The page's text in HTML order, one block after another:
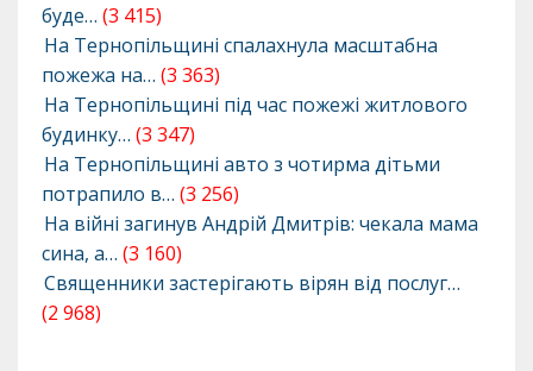
буде… (3 415)
На Тернопільщині спалахнула масштабна
пожежа на… (3 363)
На Тернопільщині під час пожежі житлового
будинку… (3 347)
На Тернопільщині авто з чотирма дітьми
потрапило в… (3 256)
На війні загинув Андрій Дмитрів: чекала мама
сина, а… (3 160)
Священники застерігають вірян від послуг…
(2 968)